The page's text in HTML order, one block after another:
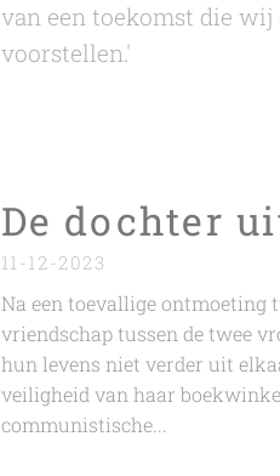
van een toekomst die
voorstellen.'
De dochter
11-12-2023
Na een toevallige ontmoeting
vriendschap tussen de twee
hun levens niet verder uit
veiligheid van haar
communistische...